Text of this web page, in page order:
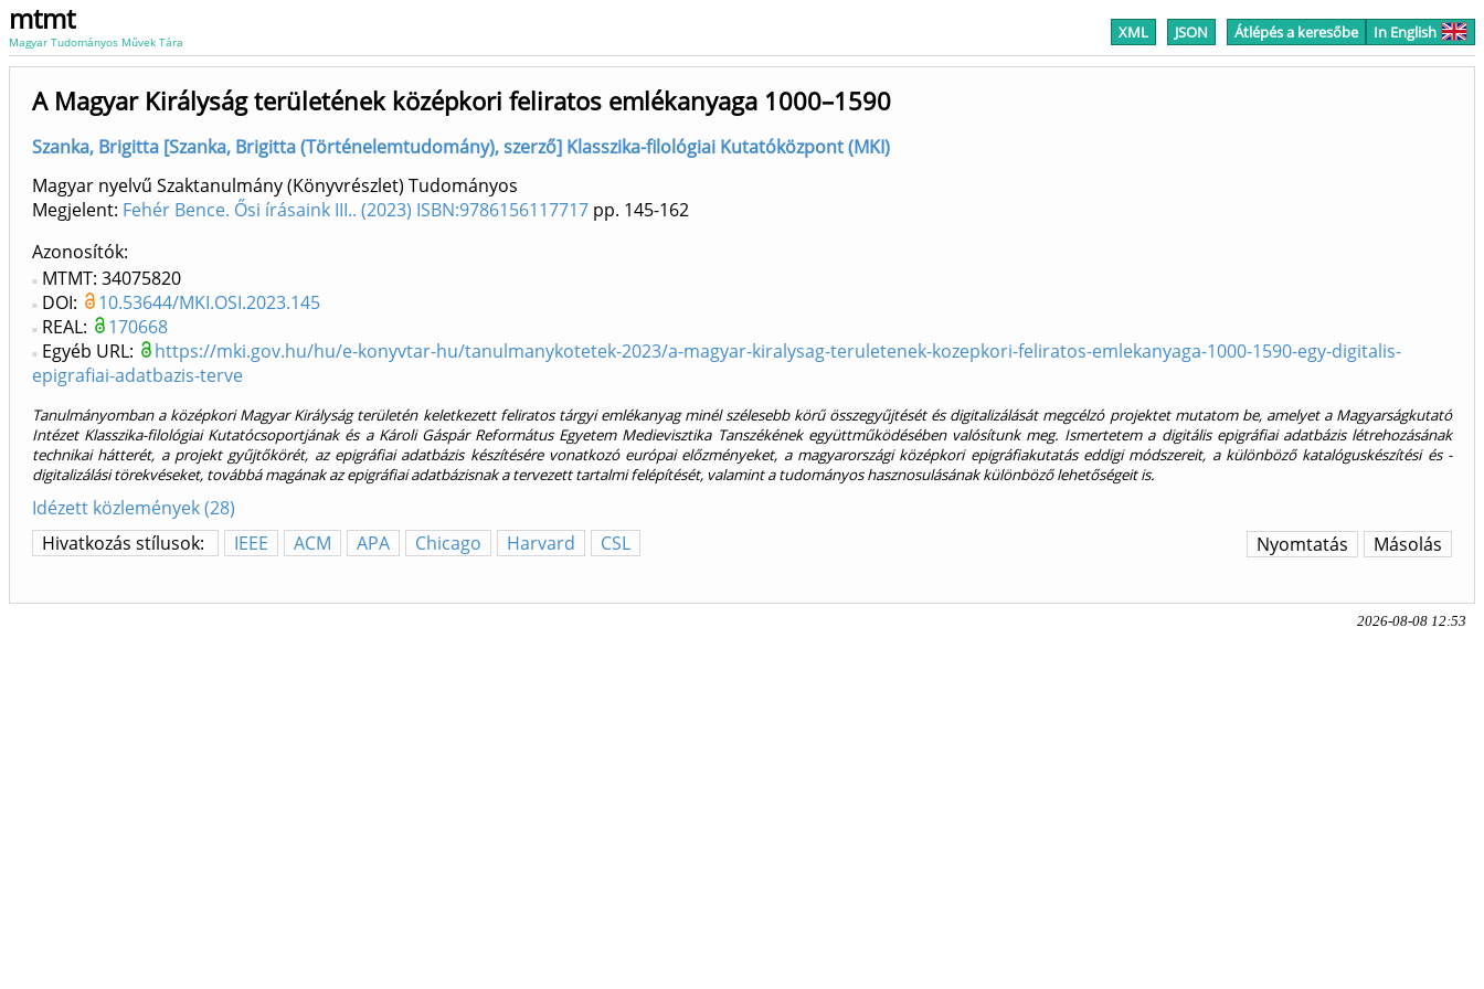
mtmt
Magyar Tudományos Művek Tára XML JSON Átlépés a keresőbe In English
A Magyar Királyság területének középkori feliratos emlékanyaga 1000–1590
Szanka, Brigitta [Szanka, Brigitta (Történelemtudomány), szerző] Klasszika-filológiai Kutatóközpont (MKI)
Magyar nyelvű Szaktanulmány (Könyvrészlet) Tudományos
Megjelent: Fehér Bence. Ősi írásaink III.. (2023) ISBN:9786156117717 pp. 145-162
Azonosítók
MTMT: 34075820
DOI:
10.53644/MKI.OSI.2023.145
REAL:
170668
Egyéb URL:
https://mki.gov.hu/hu/e-konyvtar-hu/tanulmanykotetek-2023/a-magyar-kiralysag-teruletenek-kozepkori-feliratos-emlekanyaga-1000-1590-egy-digitalis-
epigrafiai-adatbazis-terve
Tanulmányomban a középkori Magyar Királyság területén keletkezett feliratos tárgyi emlékanyag minél szélesebb körű összegyűjtését és digitalizálását megcélzó projektet mutatom be, amelyet a Magyarságkutató
Intézet Klasszika-filológiai Kutatócsoportjának és a Károli Gáspár Református Egyetem Medievisztika Tanszékének együttműködésében valósítunk meg. Ismertetem a digitális epigráfiai adatbázis létrehozásának
technikai hátterét, a projekt gyűjtőkörét, az epigráfiai adatbázis készítésére vonatkozó európai előzményeket, a magyarországi középkori epigráfiakutatás eddigi módszereit, a különböző katalóguskészítési és -
digitalizálási törekvéseket, továbbá magának az epigráfiai adatbázisnak a tervezett tartalmi felépítését, valamint a tudományos hasznosulásának különböző lehetőségeit is.
Idézett közlemények (28)
Hivatkozás stílusok:
IEEE ACM APA Chicago Harvard CSL Másolás
Nyomtatás
2026-08-08 12:53